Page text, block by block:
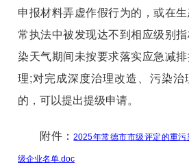
申报材料弄虚作假行为的，或在
常执法中被发现达不到相应级别
染天气期间未按要求落实应急减
理;对完成深度治理改造、污染治
的，可以提出提级申请。
附件：2025年常德市市级评定的重
级企业名单.doc